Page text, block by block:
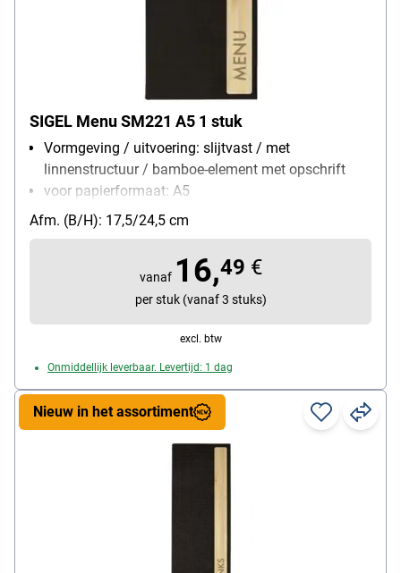
SIGEL Menu SM221 A5 1 stuk
Vormgeving / uitvoering: slijtvast / met
linnenstructuur / bamboe-element met opschrift
voor papierformaat: A5
Materiaal: Polyethylen / bambus
Afm. (B/H): 17,5/24,5 cm
vanaf 16,49 €
per stuk (vanaf 3 stuks)
excl. btw
Onmiddellijk leverbaar. Levertijd: 1 dag
Nieuw in het assortiment